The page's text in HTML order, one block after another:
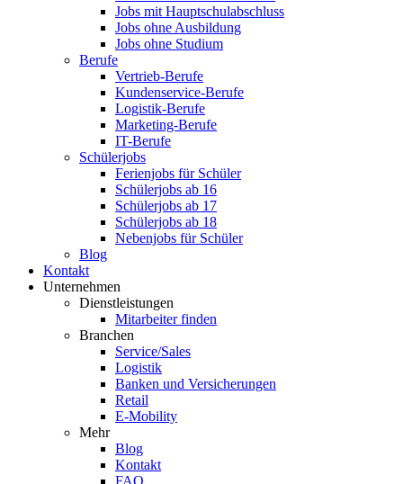
Jobs mit Hauptschulabschluss
Jobs ohne Ausbildung
Jobs ohne Studium
Berufe
Vertrieb-Berufe
Kundenservice-Berufe
Logistik-Berufe
Marketing-Berufe
IT-Berufe
Schülerjobs
Ferienjobs für Schüler
Schülerjobs ab 16
Schülerjobs ab 17
Schülerjobs ab 18
Nebenjobs für Schüler
Blog
Kontakt
Unternehmen
Dienstleistungen
Mitarbeiter finden
Branchen
Service/Sales
Logistik
Banken und Versicherungen
Retail
E-Mobility
Mehr
Blog
Kontakt
FAQ